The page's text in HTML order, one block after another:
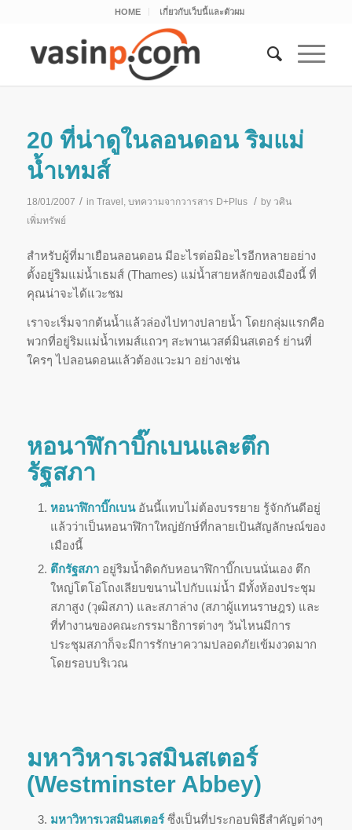
HOME เกี่ยวกับเว็บนี้และตัวผม
20 ที่น่าดูในลอนดอน ริมแม่
น้ำเทมส์
18/01/2007 / in Travel , บทความจากวารสาร D+Plus / by วศิน
เพิ่มทรัพย์
สำหรับผู้ที่มาเยือนลอนดอน มีอะไรต่อมิอะไรอีกหลายอย่าง
ตั้งอยู่ริมแม่น้ำเธมส์ (Thames) แม่น้ำสายหลักของเมืองนี้ ที่
คุณน่าจะได้แวะชม
เราจะเริ่มจากต้นน้ำแล้วล่องไปทางปลายน้ำ โดยกลุ่มแรกคือ
พวกที่อยู่ริมแม่น้ำเทมส์แถวๆ สะพานเวสต์มินสเตอร์ ย่านที่
ใครๆ ไปลอนดอนแล้วต้องแวะมา อย่างเช่น
หอนาฬิกาบิ๊กเบนและตึก
รัฐสภา
หอนาฬิกาบิ๊กเบนอันนี้แทบไม่ต้องบรรยาย รู้จักกันดีอยู่
แล้วว่าเป็นหอนาฬิกาใหญ่ยักษ์ที่กลายเป้นสัญลักษณ์ของ
เมืองนี้
ตึกรัฐสภา อยู่ริมน้ำติดกับหอนาฬิกาบิ๊กเบนนั่นเอง ตึก
ใหญ่โตโอ่โถงเลียบขนานไปกับแม่น้ำ มีทั้งห้องประชุม
สภาสูง (วุฒิสภา) และสภาล่าง (สภาผู้แทนราษฎร) และ
ที่ทำงานของคณะกรรมาธิการต่างๆ วันไหนมีการ
ประชุมสภาก็จะมีการรักษาความปลอดภัยเข้มงวดมาก
โดยรอบบริเวณ
มหาวิหารเวสมินสเตอร์
(Westminster Abbey)
มหาวิหารเวสมินสเตอร์ซึ่งเป็นที่ประกอบพิธีสำคัญต่างๆ